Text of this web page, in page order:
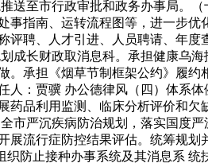
至市行政审批和政务办事局。
指南、运转流程图等，进一步
聘、人才引进、人员聘请、年
成长财政取消息科。承担健康乌
承担《烟草节制框架公约》履
：贾骥 办公德律风（四）体系
品利用监测、临床分析评价和
严沉疾病防治规划，落实国度
流行症防控结果评估。统筹规
止接种办事系统及其消息系 统